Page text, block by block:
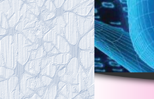
Chi Siamo
Comitato
Tassa Sociale
Statuto
Gita
Altro